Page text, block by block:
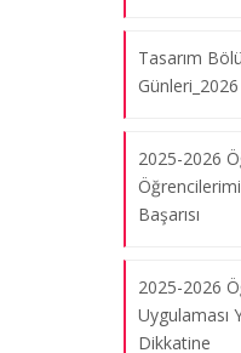
Tasarım
Günleri_2026
2025-2026
Başarısı
2025-2026
Uygulaması
Dikkatine
Eğitim” Paneli
07.08.2026
“Cumhuriyet
Tasarım Sergisi
Tasarım